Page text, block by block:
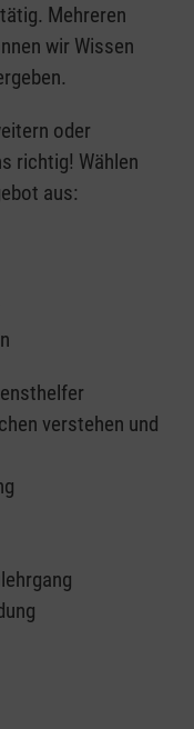
tätig. Mehreren
wir Wissen
oder
richtig! Wählen
aus:
verstehen und